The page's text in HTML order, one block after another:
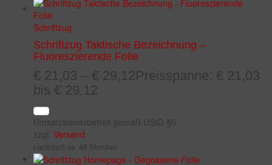
Schriftzug
Schriftzug Taktische Bezeichnung –
Fluoreszierende Folie
€ 21,03 – € 29,12Preisspanne: € 21,03
bis € 29,12
Umsatzsteuerbefreit gemäß UStG §6
zzgl. Versand
Lieferzeit: ca. 48 Stunden